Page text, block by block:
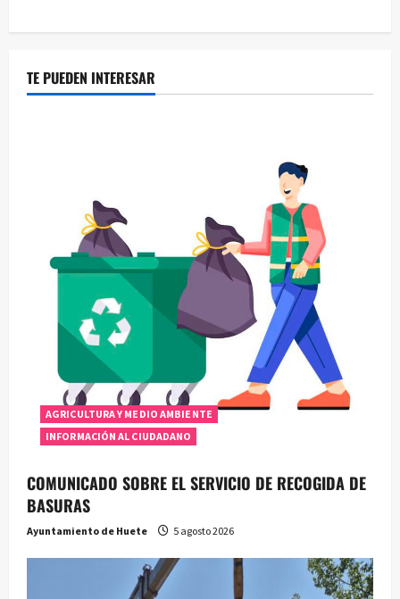
TE PUEDEN INTERESAR
AGRICULTURA Y MEDIO AMBIENTE
INFORMACIÓN AL CIUDADANO
COMUNICADO SOBRE EL SERVICIO DE RECOGIDA DE
BASURAS
Ayuntamiento de Huete 5 agosto 2026